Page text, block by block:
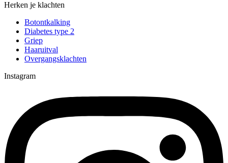
Herken je klachten
Botontkalking
Diabetes type 2
Griep
Haaruitval
Overgangsklachten
Instagram